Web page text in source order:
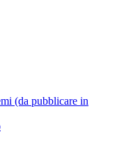
(da pubblicare in